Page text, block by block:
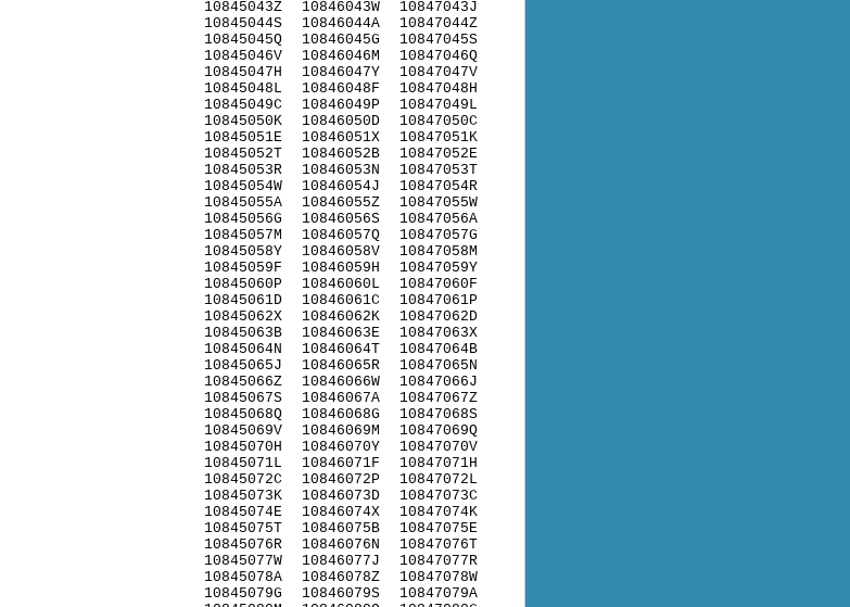
10845043Z
10845044S
10845045Q
10845046V
10845047H
10845048L
10845049C
10845050K
10845051E
10845052T
10845053R
10845054W
10845055A
10845056G
10845057M
10845058Y
10845059F
10845060P
10845061D
10845062X
10845063B
10845064N
10845065J
10845066Z
10845067S
10845068Q
10845069V
10845070H
10845071L
10845072C
10845073K
10845074E
10845075T
10845076R
10845077W
10845078A
10845079G
10846043W
10846044A
10846045G
10846046M
10846047Y
10846048F
10846049P
10846050D
10846051X
10846052B
10846053N
10846054J
10846055Z
10846056S
10846057Q
10846058V
10846059H
10846060L
10846061C
10846062K
10846063E
10846064T
10846065R
10846066W
10846067A
10846068G
10846069M
10846070Y
10846071F
10846072P
10846073D
10846074X
10846075B
10846076N
10846077J
10846078Z
10846079S
10847043J
10847044Z
10847045S
10847046Q
10847047V
10847048H
10847049L
10847050C
10847051K
10847052E
10847053T
10847054R
10847055W
10847056A
10847057G
10847058M
10847059Y
10847060F
10847061P
10847062D
10847063X
10847064B
10847065N
10847066J
10847067Z
10847068S
10847069Q
10847070V
10847071H
10847072L
10847073C
10847074K
10847075E
10847076T
10847077R
10847078W
10847079A